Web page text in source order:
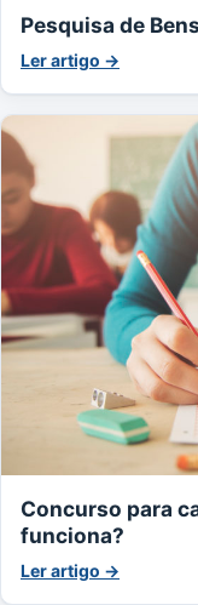
Pesquisa de Bens
Ler artigo →
Concurso para
funciona?
Ler artigo →